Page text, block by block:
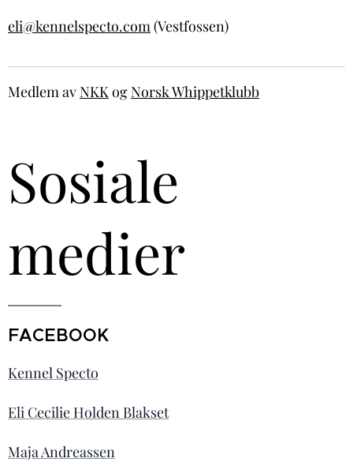
eli@kennelspecto.com(Vestfossen)
Medlem av NKKog Norsk Whippetklubb
Sosiale
medier
FACEBOOK
Kennel Specto
Eli Cecilie Holden Blakset
Maja Andreassen